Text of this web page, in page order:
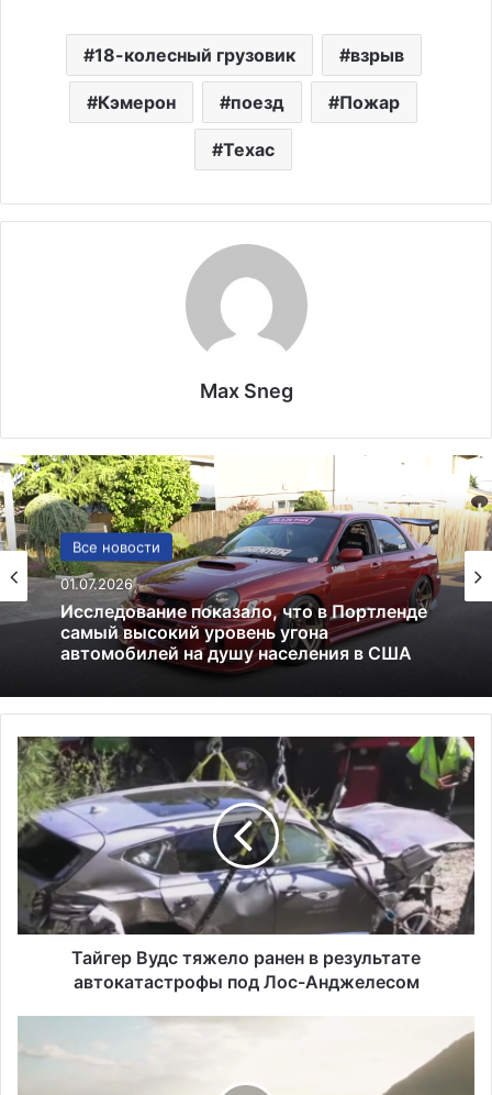
18-колесный грузовик взрыв
Кэмерон поезд Пожар
Техас
Max Sneg
Все новости
01.07.2026
Исследование показало, что в Портленде
самый высокий уровень угона
автомобилей на душу населения в США
США
13.06.2025
Америка имеет огромный избыток сыра
Т
а
й
г
е
В
у
д
Тайгер Вудс тяжело ранен в результате
автокатастрофы под Лос-Анджелесом
ч